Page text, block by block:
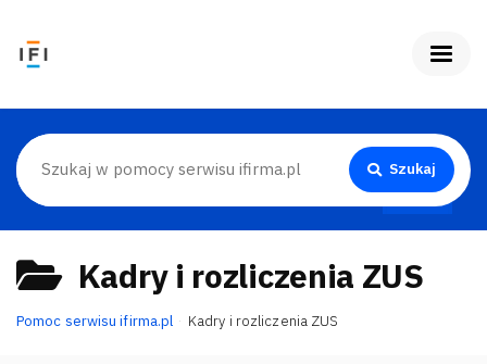
Szukaj
Kadry i rozliczenia ZUS
Pomoc serwisu ifirma.pl Kadry i rozliczenia ZUS